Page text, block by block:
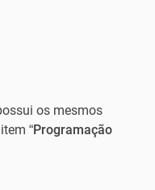
os mesmos
“Programação